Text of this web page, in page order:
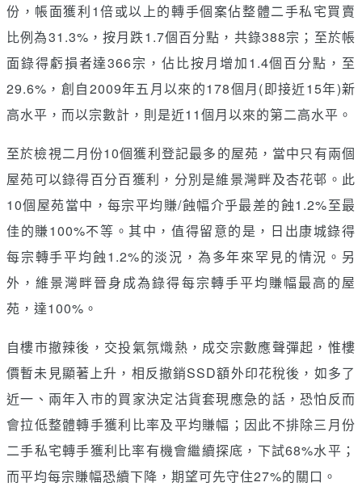
份，帳面獲利1倍或以上的轉手個案佔整體二手私宅買賣
比例為31.3%，按月跌1.7個百分點，共錄388宗；至於帳
面錄得虧損者達366宗，佔比按月增加1.4個百分點，至
29.6%，創自2009年五月以來的178個月(即接近15年)新
高水平，而以宗數計，則是近11個月以來的第二高水平。
至於檢視二月份10個獲利登記最多的屋苑，當中只有兩個
屋苑可以錄得百分百獲利，分別是維景灣畔及杏花邨。此
10個屋苑當中，每宗平均賺/蝕幅介乎最差的蝕1.2%至最
佳的賺100%不等。其中，值得留意的是，日出康城錄得
每宗轉手平均蝕1.2%的淡況，為多年來罕見的情況。另
外，維景灣畔晉身成為錄得每宗轉手平均賺幅最高的屋
苑，達100%。
自樓市撤辣後，交投氣氛熾熱，成交宗數應聲彈起，惟樓
價暫未見顯著上升，相反撤銷SSD額外印花稅後，如多了
近一、兩年入市的買家決定沽貨套現應急的話，恐怕反而
會拉低整體轉手獲利比率及平均賺幅；因此不排除三月份
二手私宅轉手獲利比率有機會繼續探底，下試68%水平；
而平均每宗賺幅恐續下降，期望可先守住27%的關口。